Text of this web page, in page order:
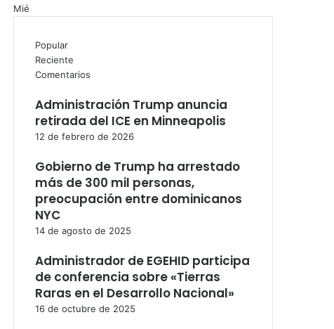
Mié
Popular
Reciente
Comentarios
Administración Trump anuncia
retirada del ICE en Minneapolis
12 de febrero de 2026
Gobierno de Trump ha arrestado
más de 300 mil personas,
preocupación entre dominicanos
NYC
14 de agosto de 2025
Administrador de EGEHID participa
de conferencia sobre «Tierras
Raras en el Desarrollo Nacional»
16 de octubre de 2025